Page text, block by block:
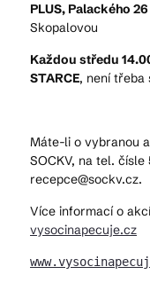
PLUS, Palackého 26
Skopalovou
Každou středu
STARCE, není třeba
Máte-li o vybranou
SOCKV, na tel. čísle
recepce@sockv.cz.
Více informací o
vysocinapecuje.cz